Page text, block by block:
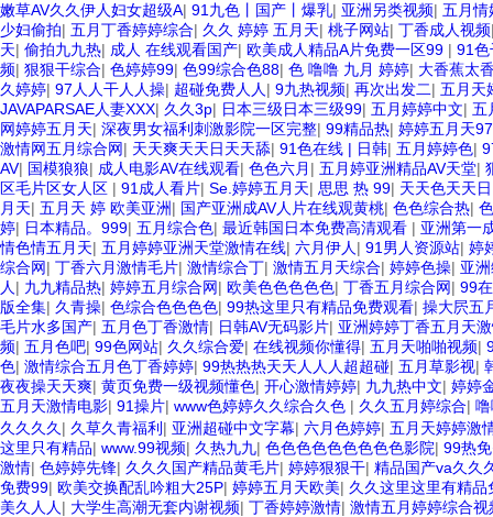
嫩草AV久久伊人妇女超级A| 91九色丨国产丨爆乳| 亚洲另类视频| 五月情
少妇偷拍| 五月丁香婷婷综合| 久久 婷婷 五月天| 桃子网站| 丁香成人视频
天| 偷拍九九热| 成人 在线观看国产| 欧美成人精品A片免费一区99 | 91色
频| 狠狠干综合| 色婷婷99| 色99综合色88| 色 噜噜 九月 婷婷| 大香蕉太
久婷婷| 97人人干人人操| 超碰免费人人 | 9九热视频| 再次出发二| 五月天
JAVAPARSAE人妻XXX| 久久3p| 日本三级日本三级99| 五月婷婷中文| 五
网婷婷五月天| 深夜男女福利刺激影院一区完整| 99精品热| 婷婷五月天
激情网五月综合网| 天天爽天天日天天舔| 91色在线 | 日韩| 五月婷婷色|
AV| 国模狼狼| 成人电影AV在线观看| 色色六月 | 五月婷亚洲精品AV天堂|
区毛片区女人区 | 91成人看片| Se.婷婷五月天| 思思 热 99| 天天色天天日
月天| 五月天 婷 欧美亚洲| 国产亚洲成AV人片在线观黄桃| 色色综合热|
婷| 日本精品。999| 五月综合色| 最近韩国日本免费高清观看 | 亚洲第一
情色情五月天| 五月婷婷亚洲天堂激情在线| 六月伊人 | 91男人资源站| 婷
综合网| 丁香六月激情毛片| 激情综合丁| 激情五月天综合| 婷婷色操| 亚
人 | 九九精品热| 婷婷五月综合网| 欧美色色色色色| 丁香五月综合网| 99
版全集| 久青操| 色综合色色色色| 99热这里只有精品免费观看| 操大屄五
毛片水多国产| 五月色丁香激情| 日韩AV无码影片| 亚洲婷婷丁香五月天
频| 五月色吧| 99色网站| 久久综合爱| 在线视频你懂得| 五月天啪啪视频|
色| 激情综合五月色丁香婷婷| 99热热热天天人人人超超碰| 五月草影视|
夜夜操天天爽| 黄页免费一级视频懂色| 开心激情婷婷| 九九热中文| 婷婷
五月天激情电影| 91操片| www色婷婷久久综合久色 | 久久五月婷综合|
久久久久 | 久草久青福利 | 亚洲超碰中文字幕| 六月色婷婷| 五月天婷婷激
这里只有精品| www.99视频| 久热九九| 色色色色色色色色色影院| 99热
激情| 色婷婷先锋| 久久久国产精品黄毛片| 婷婷狠狠干| 精品国产va久久
免费99| 欧美交换配乱吟粗大25P| 婷婷五月天欧美| 久久这里这里有精品
美久人人 | 大学生高潮无套内谢视频| 丁香婷婷激情| 激情五月婷婷综合视